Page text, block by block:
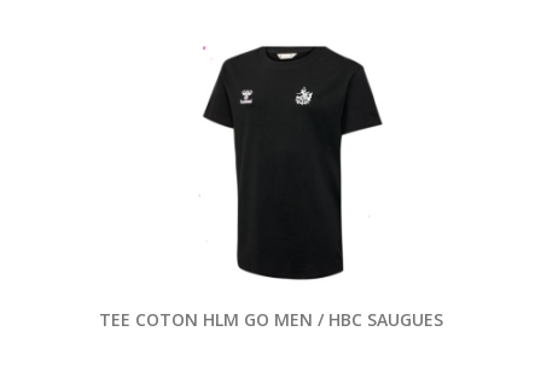
TEE COTON HLM GO MEN / HBC SAUGUES